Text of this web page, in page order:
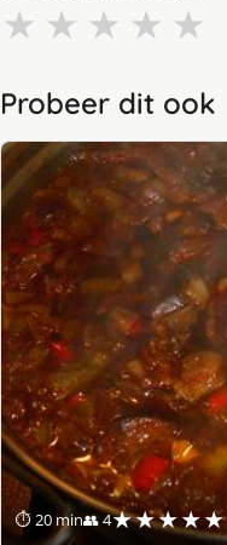
★ ★ ★ ★ ★
Probeer dit ook
⏱ 20 min👥 4★★★★★